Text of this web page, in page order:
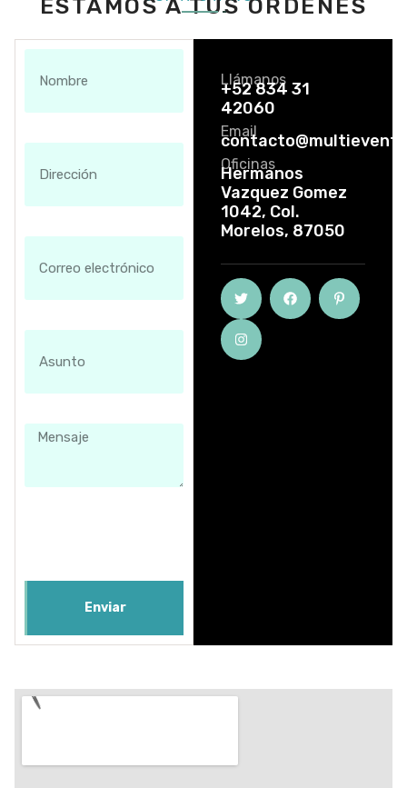
ESTAMOS A TÚS ORDENES
Enviar
Llámanos
+52 834 31
42060
Email
Oficinas
Hermanos
Vazquez Gomez
1042, Col.
Morelos, 87050